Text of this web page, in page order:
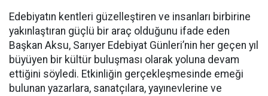
Edebiyatın kentleri güzelleştiren ve insanları birbirine
yakınlaştıran güçlü bir araç olduğunu ifade eden
Başkan Aksu, Sarıyer Edebiyat Günleri’nin her geçen yıl
büyüyen bir kültür buluşması olarak yoluna devam
ettiğini söyledi. Etkinliğin gerçekleşmesinde emeği
bulunan yazarlara, sanatçılara, yayınevlerine ve